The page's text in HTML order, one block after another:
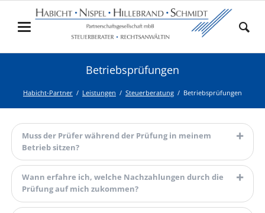
Betriebsprüfungen
Habicht-Partner Leistungen Steuerberatung Betriebsprüfungen
Muss der Prüfer während der Prüfung in meinem
Betrieb sitzen?
Wann erfahre ich, welche Nachzahlungen durch die
Prüfung auf mich zukommen?